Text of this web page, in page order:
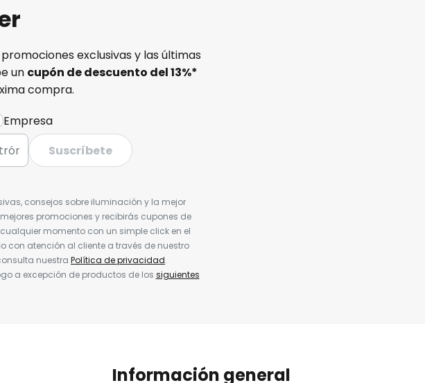
exclusivas y las últimas
un cupón de descuento del13%*
compra.
Empresa
Suscríbete
consejos sobre iluminación y la mejor
promociones y recibirás cupones de
momento con un simple click en el
con atención al cliente a través de nuestro
nuestra Política de privacidad.
a excepción de productos de los siguientes
Información general